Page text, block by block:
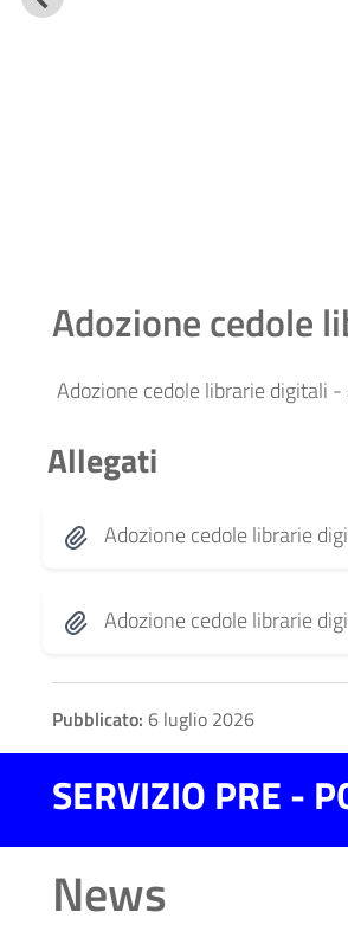
Adozione cedole
Adozione cedole librarie digitali
Allegati
Adozione cedole librarie
Adozione cedole librarie
Pubblicato: 6 luglio 2026
SERVIZIO PRE -
News